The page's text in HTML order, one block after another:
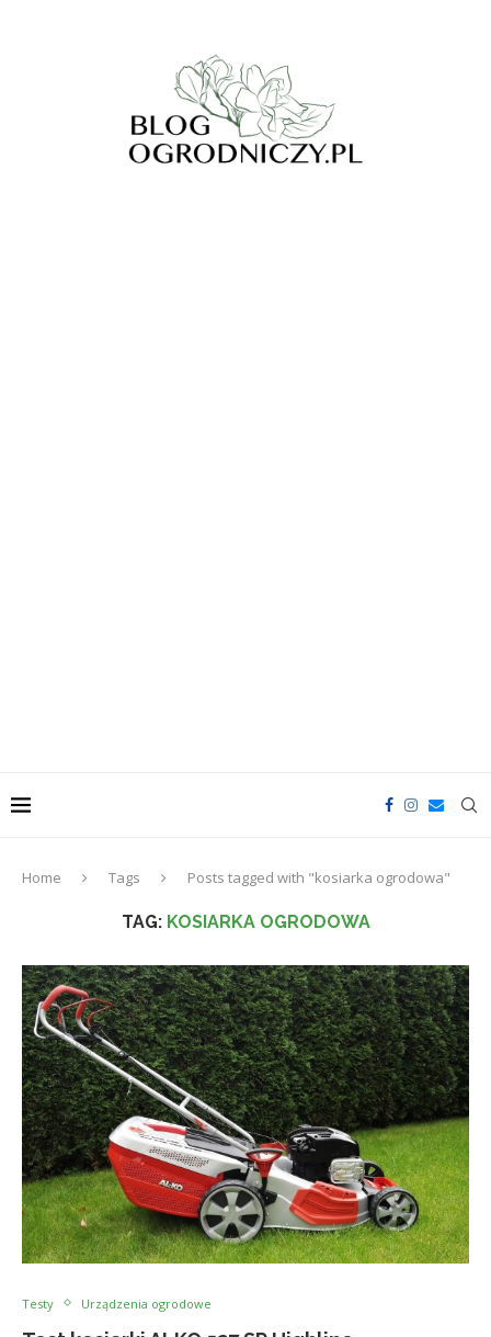
Home Tags Posts tagged with "kosiarka ogrodowa"
TAG: KOSIARKA OGRODOWA
Testy Urządzenia ogrodowe